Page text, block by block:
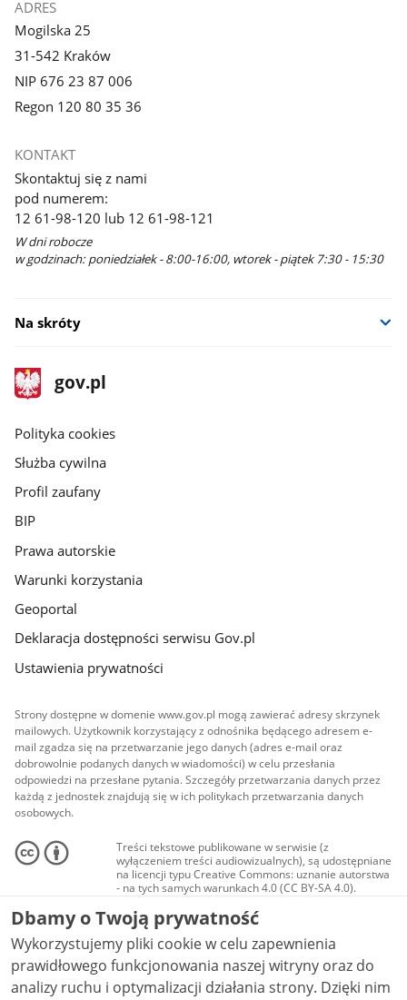
ADRES
Mogilska 25
31-542 Kraków
NIP 676 23 87 006
Regon 120 80 35 36
KONTAKT
Skontaktuj się z nami
pod numerem:
12 61-98-120 lub 12 61-98-121
W dni robocze
w godzinach: poniedziałek - 8:00-16:00, wtorek - piątek 7:30 - 15:30
Na skróty
stopka
gov.pl
Strona
gov.pl
gov.pl
Polityka cookies
Służba cywilna
Profil zaufany
BIP
Prawa autorskie
Warunki korzystania
Geoportal
Deklaracja dostępności serwisu Gov.pl
Ustawienia prywatności
Strony dostępne w domenie www.gov.pl mogą zawierać adresy skrzynek
mailowych. Użytkownik korzystający z odnośnika będącego adresem e-
mail zgadza się na przetwarzanie jego danych (adres e-mail oraz
dobrowolnie podanych danych w wiadomości) w celu przesłania
odpowiedzi na przesłane pytania. Szczegóły przetwarzania danych przez
każdą z jednostek znajdują się w ich politykach przetwarzania danych
osobowych.
Treści tekstowe publikowane w serwisie (z
wyłączeniem treści audiowizualnych), są udostępniane
na licencji typu Creative Commons: uznanie autorstwa
- na tych samych warunkach 4.0 (CC BY-SA 4.0).
Materiały audiowizualne, w tym zdjęcia, materiały
audio i wideo, są udostępniane na licencji typu
Creative Commons: uznanie autorstwa użycie
niekomercyjne - bez utworów zależnych 4.0 (CC BY-
NC-ND 4.0), o ile nie jest to stwierdzone inaczej.
Dbamy o Twoją prywatność
Wykorzystujemy pliki cookie w celu zapewnienia
prawidłowego funkcjonowania naszej witryny oraz do
analizy ruchu i optymalizacji działania strony. Dzięki nim